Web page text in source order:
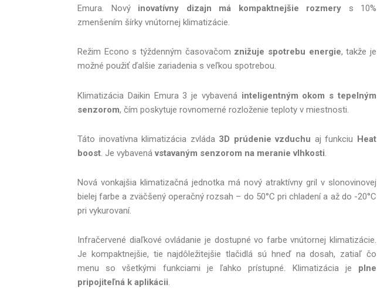
Emura. Nový inovatívny dizajn má kompaktnejšie rozmery s 10%
zmenšením šírky vnútornej klimatizácie.
Režim Econo s týždenným časovačom znižuje spotrebu energie, takže je
možné použiť ďalšie zariadenia s veľkou spotrebou.
Klimatizácia Daikin Emura 3 je vybavená inteligentným okom s tepelným
senzorom, čím poskytuje rovnomerné rozloženie teploty v miestnosti.
Táto inovatívna klimatizácia zvláda 3D prúdenie vzduchu aj funkciu Heat
boost. Je vybavenávstavaným senzorom na meranie vlhkosti.
Nová vonkajšia klimatizačná jednotka má nový atraktívny gril v slonovinovej
bielej farbe a zväčšený operačný rozsah – do 50°C pri chladení a až do -20°C
pri vykurovaní.
Infračervené diaľkové ovládanie je dostupné vo farbe vnútornej klimatizácie.
Je kompaktnejšie, tie najdôležitejšie tlačidlá sú hneď na dosah, zatiaľ čo
menu so všetkými funkciami je ľahko prístupné. Klimatizácia je plne
pripojiteľná k aplikácii.